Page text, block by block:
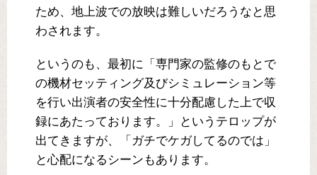
ため、地上波での放映は難しいだろうなと思
わされます。
というのも、最初に「専門家の監修のもとで
の機材セッティング及びシミュレーション等
を行い出演者の安全性に十分配慮した上で収
録にあたっております。」というテロップが
出てきますが、「ガチでケガしてるのでは」
と心配になるシーンもあります。